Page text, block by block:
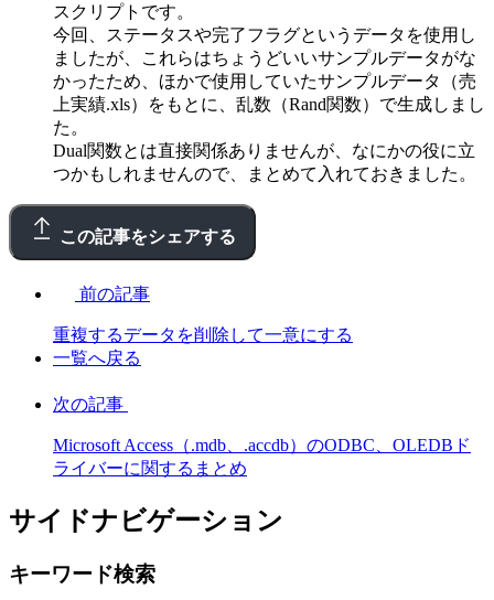
スクリプトです。
今回、ステータスや完了フラグというデータを使用し
ましたが、これらはちょうどいいサンプルデータがな
かったため、ほかで使用していたサンプルデータ（売
上実績.xls）をもとに、乱数（Rand関数）で生成しまし
た。
Dual関数とは直接関係ありませんが、なにかの役に立
つかもしれませんので、まとめて入れておきました。
この記事をシェアする
前の記事
重複するデータを削除して一意にする
一覧へ戻る
次の記事
Microsoft Access（.mdb、.accdb）のODBC、OLEDBド
ライバーに関するまとめ
サイドナビゲーション
キーワード検索